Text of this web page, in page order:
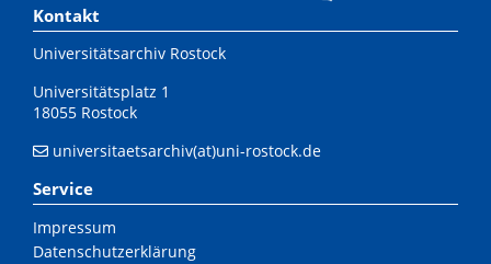
Kontakt
Universitätsarchiv Rostock
Universitätsplatz 1
18055 Rostock
universitaetsarchiv(at)uni-rostock.de
Service
Impressum
Datenschutzerklärung